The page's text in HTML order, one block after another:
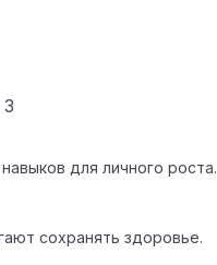
3
для личного роста.
сохранять здоровье.